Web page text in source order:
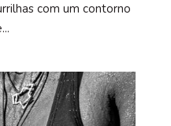
com um contorno